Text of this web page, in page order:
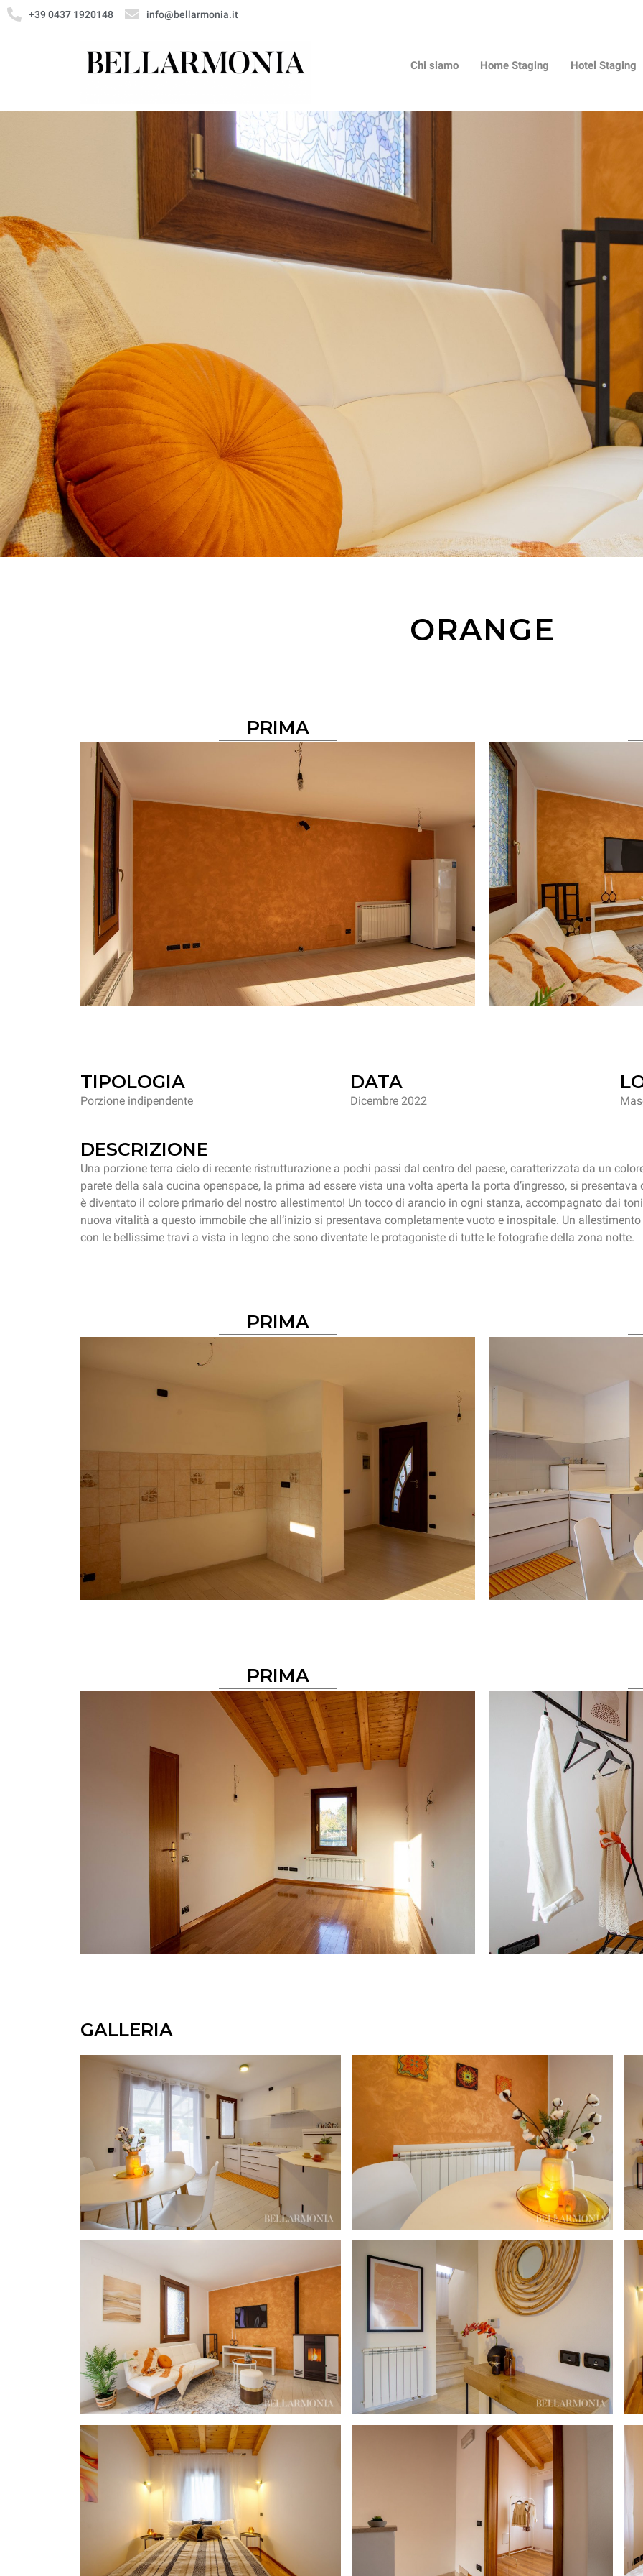
+39 0437 1920148 info@bellarmonia.it
Chi siamo Home Staging Hotel Staging
ORANGE
PRIMA
TIPOLOGIA
Porzione indipendente
DATA
Dicembre 2022
DESCRIZIONE
Una porzione terra cielo di recente ristrutturazione a pochi passi dal centro del paese, caratterizzata da un
parete della sala cucina openspace, la prima ad essere vista una volta aperta la porta d’ingresso, si
è diventato il colore primario del nostro allestimento! Un tocco di arancio in ogni stanza, accompagnato dai
nuova vitalità a questo immobile che all’inizio si presentava completamente vuoto e inospitale. Un
con le bellissime travi a vista in legno che sono diventate le protagoniste di tutte le fotografie della zona notte.
PRIMA
PRIMA
GALLERIA